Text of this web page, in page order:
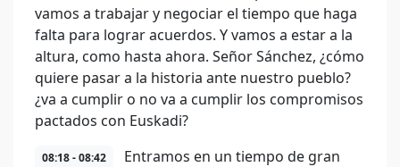
vamos a trabajar y negociar el tiempo que haga
falta para lograr acuerdos. Y vamos a estar a la
altura, como hasta ahora. Señor Sánchez, ¿cómo
quiere pasar a la historia ante nuestro pueblo?
¿va a cumplir o no va a cumplir los compromisos
pactados con Euskadi?
08:18 - 08:42
Entramos en un tiempo de gran